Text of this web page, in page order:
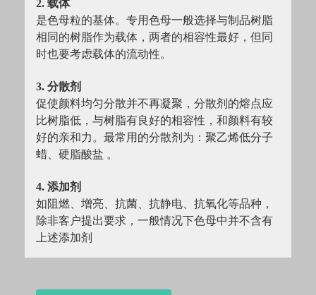
2. 载体
是色母粒的基体。专用色母一般选择与制品树脂
相同的树脂作为载体，两者的相容性最好，但同
时也要考虑载体的流动性。
3. 分散剂
促使颜料均匀分散并不再凝聚，分散剂的熔点应
比树脂低，与树脂有良好的相容性，和颜料有较
好的亲和力。最常用的分散剂为：聚乙烯低分子
蜡、硬脂酸盐 。
4. 添加剂
如阻燃、增亮、抗菌、抗静电、抗氧化等品种，
除非客户提出要求，一般情况下色母中并不含有
上述添加剂